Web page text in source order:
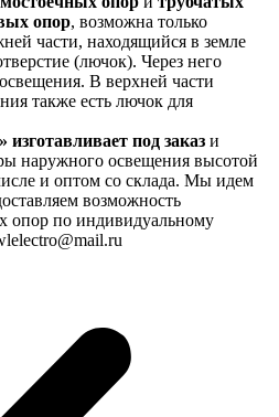
опор, возможна только
части, находящийся в земле
(лючок). Через него
В верхней части
также есть лючок для
под заказ и
наружного освещения высотой
и оптом со склада. Мы идем
возможность
опор по индивидуальному